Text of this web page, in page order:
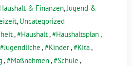
Haushalt & Finanzen,Jugend &
, Uncategorized
, Haushalt, Haushaltsplan,
Jugendliche , Kinder, Kita,
, Maßnahmen, Schule ,